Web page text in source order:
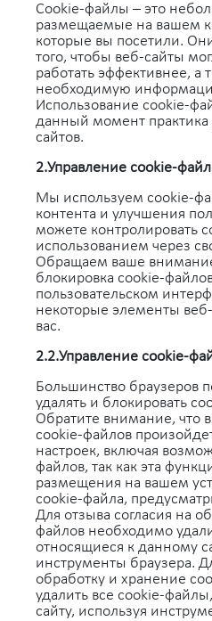
Сookie-файлы – это
размещаемые на вашем
которые вы посетили.
того, чтобы веб-сайты
работать эффективнее, а
необходимую
Использование cookie-
данный момент
сайтов.
2.Управление cookie-
Мы используем cookie-
контента и улучшения
можете контролировать
использованием через
Обращаем ваше
блокировка cookie-
пользовательском
некоторые элементы
вас.
2.2.Управление cookie-
Большинство браузеров
удалять и блокировать
Обратите внимание, что
cookie-файлов
настроек, включая
файлов, так как эта
размещения на вашем
cookie-файла,
Для отзыва согласия на
файлов необходимо
относящиеся к данному
инструменты браузера.
обработку и хранение
удалить все cookie-
сайту, используя